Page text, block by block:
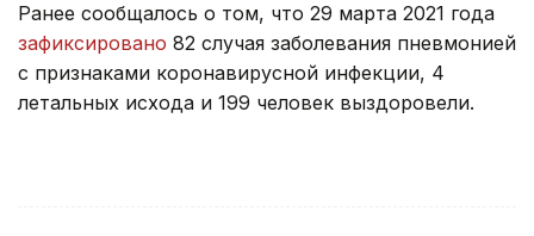
Ранее сообщалось о том, что 29 марта 2021 года
зафиксировано 82 случая заболевания пневмонией
с признаками коронавирусной инфекции, 4
летальных исхода и 199 человек выздоровели.